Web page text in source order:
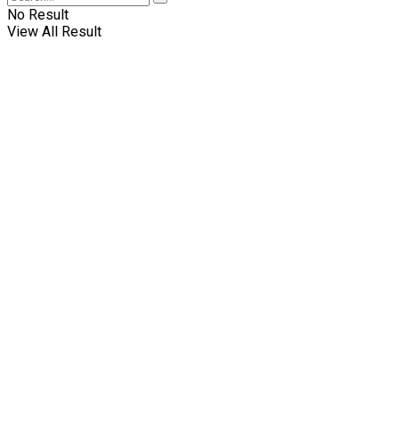
No Result
View All Result